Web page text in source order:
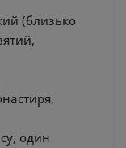
(близько
один